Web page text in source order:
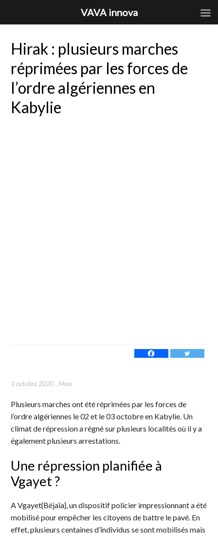
Hirak : plusieurs marches
réprimées par les forces de
l’ordre algériennes en
Kabylie
3 octobre 2020, Mess
Plusieurs marches ont été réprimées par les forces de
l’ordre algériennes le 02 et le 03 octobre en Kabylie. Un
climat de répression a régné sur plusieurs localités où il y a
également plusieurs arrestations.
Une répression planifiée à
Vgayet ?
A Vgayet{Béjaïa}, un dispositif policier impressionnant a été
mobilisé pour empêcher les citoyens de battre le pavé. En
effet, plusieurs centaines d’individus se sont mobilisés mais
VAVA innova